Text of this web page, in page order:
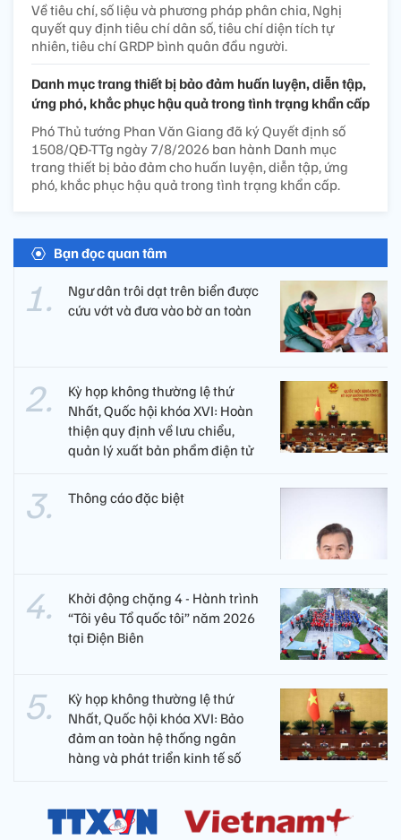
Về tiêu chí, số liệu và phương pháp phân chia, Nghị
quyết quy định tiêu chí dân số, tiêu chí diện tích tự
nhiên, tiêu chí GRDP bình quân đầu người.
Danh mục trang thiết bị bảo đảm huấn luyện, diễn tập,
ứng phó, khắc phục hậu quả trong tình trạng khẩn cấp
Phó Thủ tướng Phan Văn Giang đã ký Quyết định số
1508/QĐ-TTg ngày 7/8/2026 ban hành Danh mục
trang thiết bị bảo đảm cho huấn luyện, diễn tập, ứng
phó, khắc phục hậu quả trong tình trạng khẩn cấp.
Bạn đọc quan tâm
Ngư dân trôi dạt trên biển được
cứu vớt và đưa vào bờ an toàn
Kỳ họp không thường lệ thứ
Nhất, Quốc hội khóa XVI: Hoàn
thiện quy định về lưu chiểu,
quản lý xuất bản phẩm điện tử
Thông cáo đặc biệt
Khởi động chặng 4 - Hành trình
“Tôi yêu Tổ quốc tôi” năm 2026
tại Điện Biên
Kỳ họp không thường lệ thứ
Nhất, Quốc hội khóa XVI: Bảo
đảm an toàn hệ thống ngân
hàng và phát triển kinh tế số